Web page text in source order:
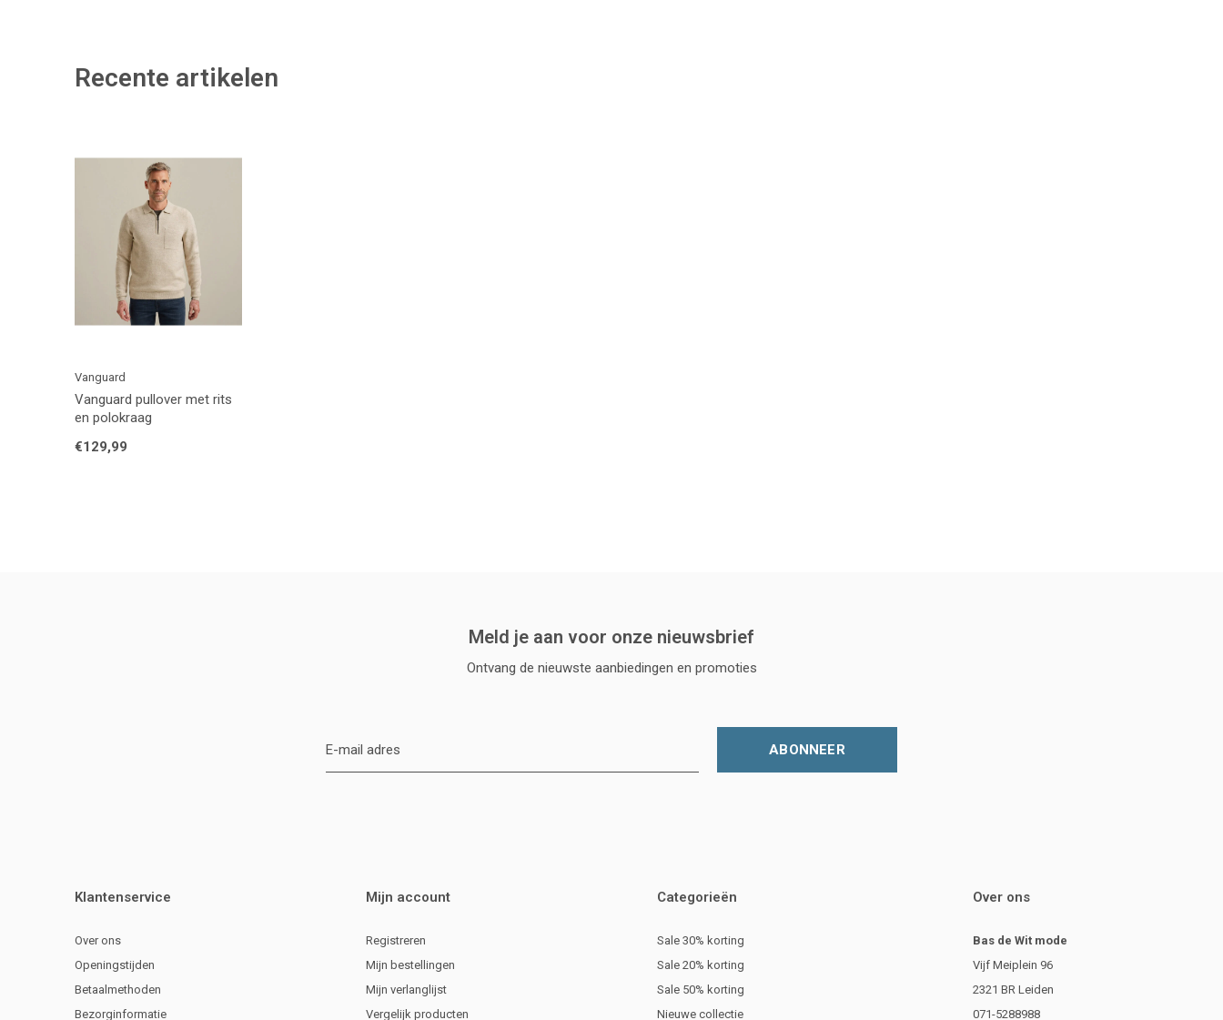
Recente artikelen
Vanguard
Vanguard pullover met rits
en polokraag
€129,99
Meld je aan voor onze nieuwsbrief
Ontvang de nieuwste aanbiedingen en promoties
ABONNEER
Klantenservice
Over ons
Openingstijden
Betaalmethoden
Bezorginformatie
Mijn account
Registreren
Mijn bestellingen
Mijn verlanglijst
Vergelijk producten
Categorieën
Sale 30% korting
Sale 20% korting
Sale 50% korting
Nieuwe collectie
Over ons
Bas de Wit mode
Vijf Meiplein 96
2321 BR Leiden
071-5288988